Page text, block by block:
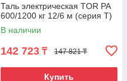
Таль электрическая TOR PA
600/1200 кг 12/6 м (серия T)
В наличии
142 723 ₸ 147 821 ₸
Купить